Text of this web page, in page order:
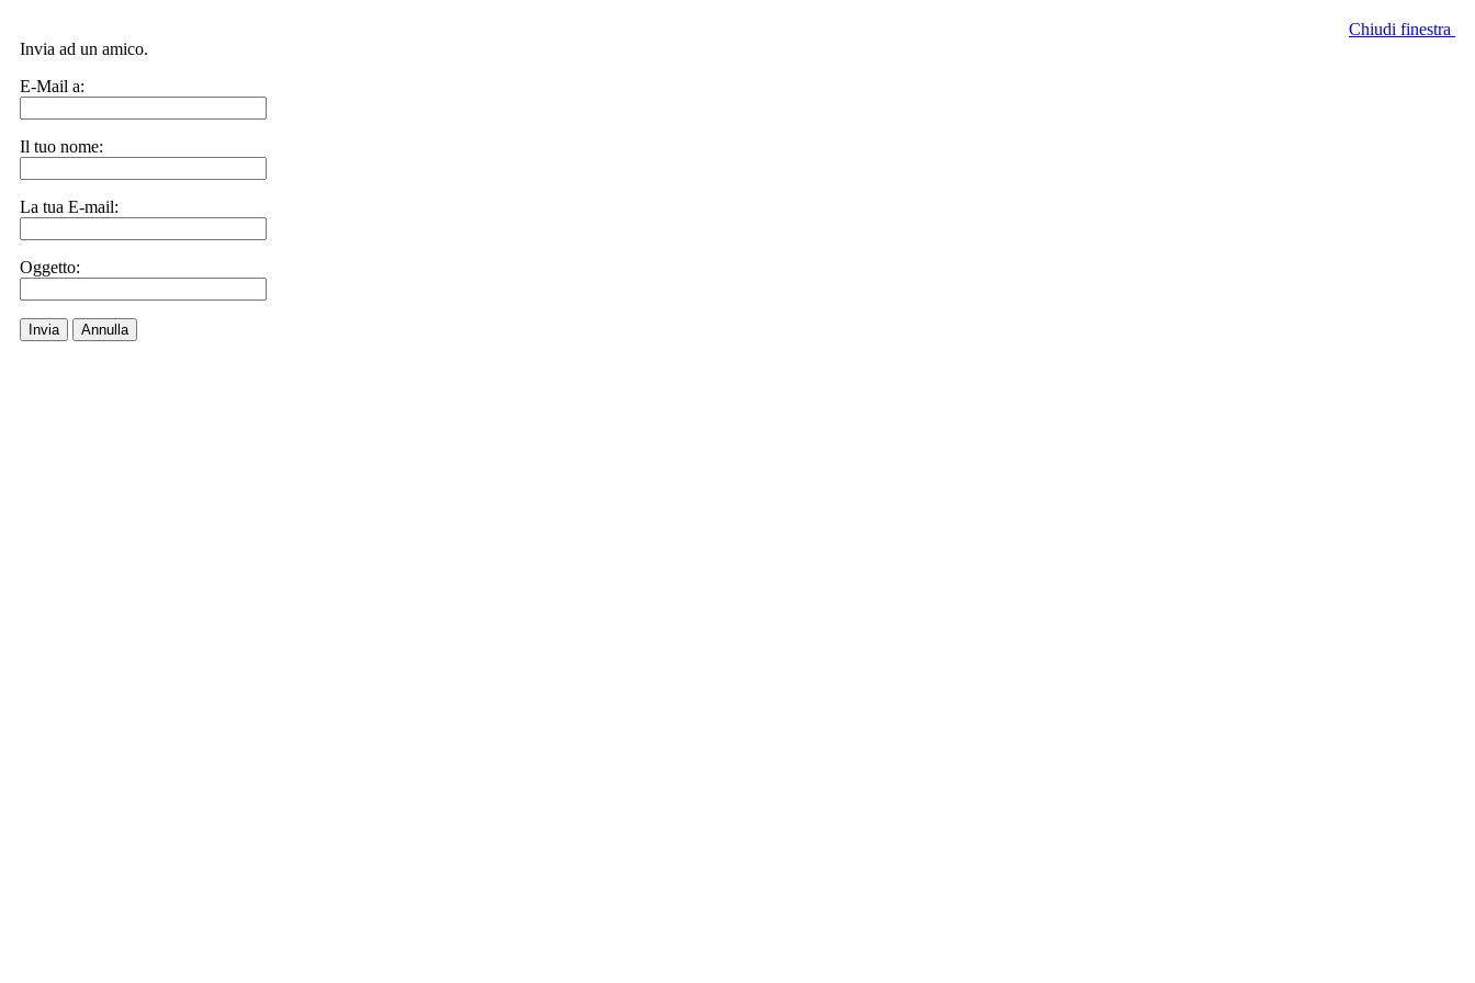
Chiudi finestra
Invia ad un amico.
E-Mail a:
Il tuo nome:
La tua E-mail:
Oggetto:
Invia Annulla